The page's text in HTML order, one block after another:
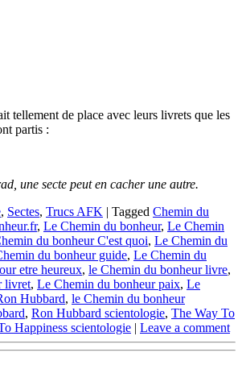
tellement de place avec leurs livrets que les
partis :
une secte peut en cacher une autre.
, Sectes, Trucs AFK | Tagged Chemin du
, Le Chemin du bonheur, Le Chemin
du bonheur C'est quoi, Le Chemin du
du bonheur guide, Le Chemin du
etre heureux, le Chemin du bonheur livre,
livret, Le Chemin du bonheur paix, Le
Hubbard, le Chemin du bonheur
, Ron Hubbard scientologie, The Way To
Happiness scientologie | Leave a comment